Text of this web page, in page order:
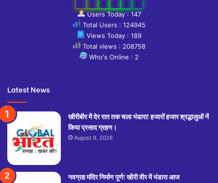
1 2 4 9 4 5
Users Today : 147
Total Users : 124945
Views Today : 189
Total views : 208758
Who's Online : 2
Latest News
खीरीबीर में देर रात तक चला भंडारा! हजारों हजार श्रद्धालुओं नें
किया प्रसाद ग्रहण।
August 9, 2026
नवग्रह मंदिर निर्माण पूर्ण! खीरी वीर में भंडारा आज